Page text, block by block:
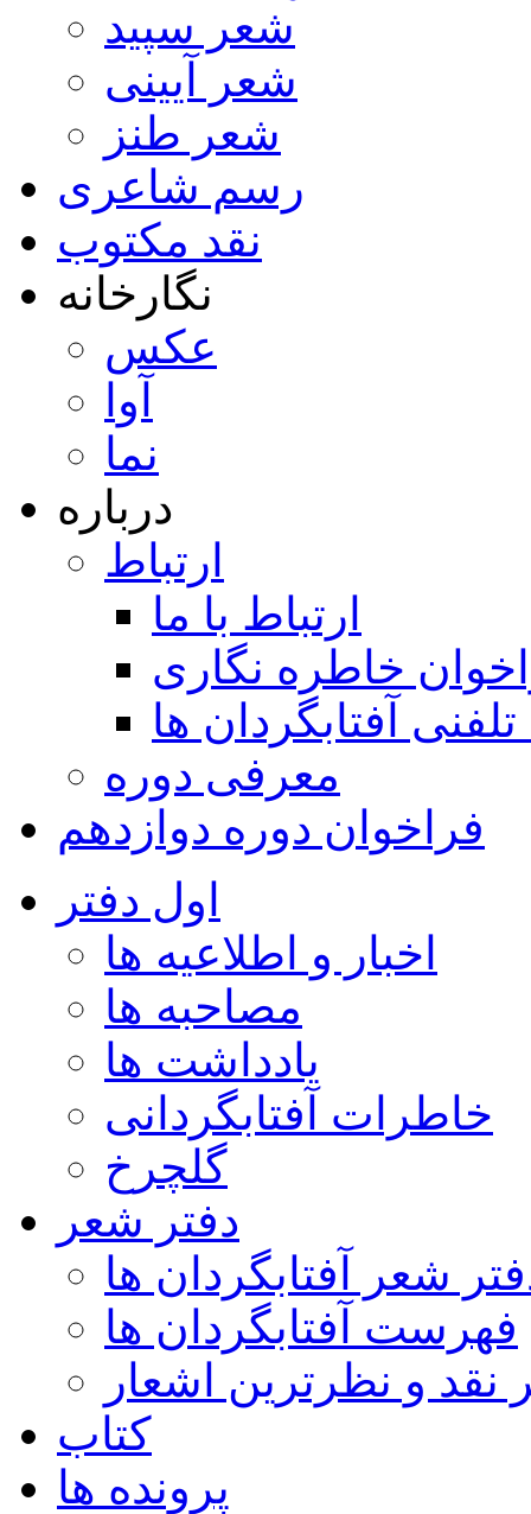
شعر سپید
شعر آیینی
شعر طنز
رسم شاعری
نقد مکتوب
نگارخانه
عکس
آوا
نما
درباره
ارتباط
ارتباط با ما
خاطره نگاری
تلفنی آفتابگردان ها
معرفی دوره
فراخوان دوره دوازدهم
اول دفتر
اخبار و اطلاعیه ها
مصاحبه ها
یادداشت ها
خاطرات آفتابگردانی
گلچرخ
دفتر شعر
شعر آفتابگردان ها
فهرست آفتابگردان ها
نقد و نظرترین اشعار
کتاب
پرونده ها